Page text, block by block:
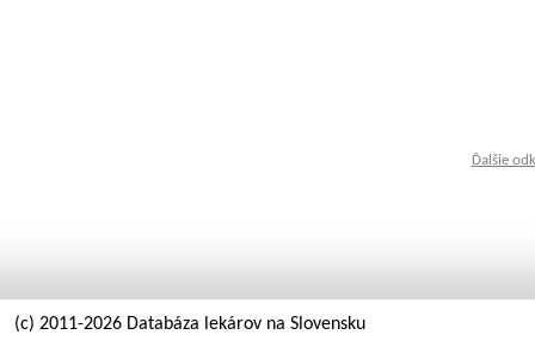
Ďalšie
(c) 2011-2026 Databáza lekárov na Slovensku